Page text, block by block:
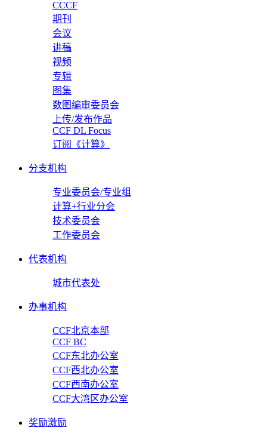
CCCF
期刊
会议
讲稿
视频
专辑
图集
数图编审委员会
上传/发布作品
CCF DL Focus
订阅《计算》
分支机构
专业委员会/专业组
计算+行业分会
技术委员会
工作委员会
代表机构
城市代表处
办事机构
CCF北京本部
CCF BC
CCF东北办公室
CCF西北办公室
CCF西南办公室
CCF大湾区办公室
奖励激励